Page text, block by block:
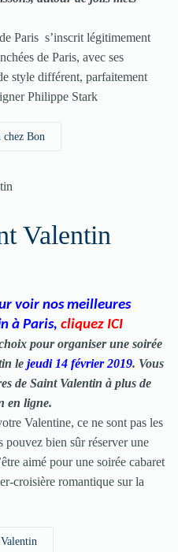
Paris s’inscrit légitimement
de Paris, avec ses
style différent, parfaitement
Philippe Stark
Bon
Valentin
voir nos meilleures
à Paris, cliquez ICI
pour organiser une soirée
le jeudi 14 février 2019. Vous
de Saint Valentin à plus de
en ligne.
Valentine, ce ne sont pas les
pouvez bien sûr réserver une
aimé pour une soirée cabaret
croisière romantique sur la